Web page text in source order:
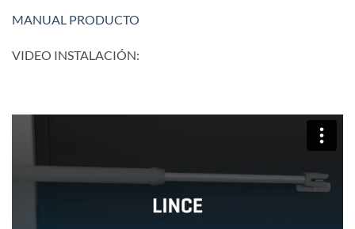
MANUAL PRODUCTO
VIDEO INSTALACIÓN: